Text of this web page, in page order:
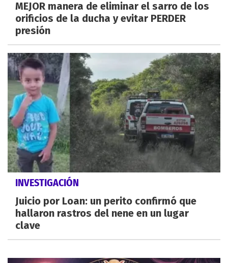
MEJOR manera de eliminar el sarro de los
orificios de la ducha y evitar PERDER
presión
INVESTIGACIÓN
Juicio por Loan: un perito confirmó que
hallaron rastros del nene en un lugar
clave